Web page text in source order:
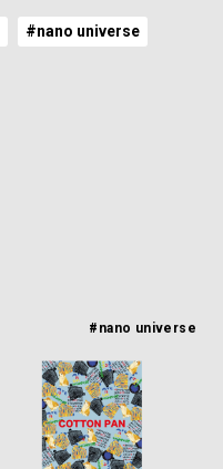
#nano universe
#nano universe